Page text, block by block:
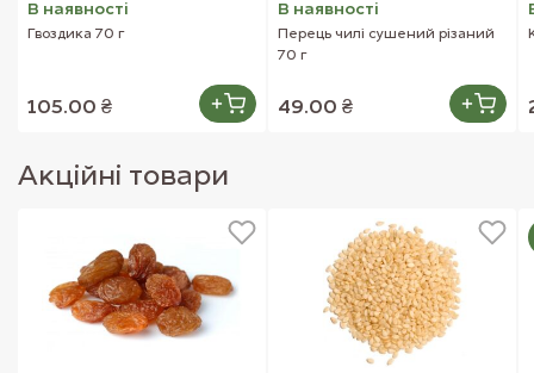
В наявностi
Гвоздика 70 г
105.00 ₴
В наявностi
Перець чилі сушений різаний
70 г
49.00 ₴
Акцiйнi товари